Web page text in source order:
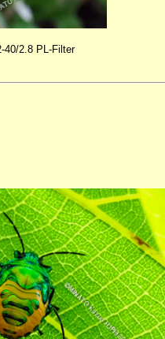
40/2.8 PL-Filter